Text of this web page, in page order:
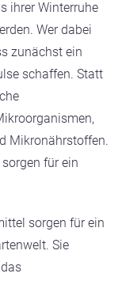
ihrer Winterruhe
Wer dabei
zunächst ein
schaffen. Statt
Mikronährstoffen.
für ein
sorgen für ein
Sie